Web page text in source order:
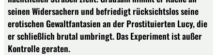
seinen Widersachern und befriedigt rücksichtslos seine
erotischen Gewaltfantasien an der Prostituierten Lucy, die
er schließlich brutal umbringt. Das Experiment ist außer
Kontrolle geraten.